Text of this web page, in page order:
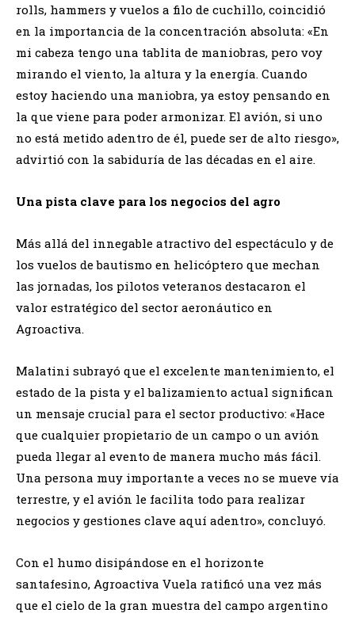
rolls, hammers y vuelos a filo de cuchillo, coincidió
en la importancia de la concentración absoluta: «En
mi cabeza tengo una tablita de maniobras, pero voy
mirando el viento, la altura y la energía. Cuando
estoy haciendo una maniobra, ya estoy pensando en
la que viene para poder armonizar. El avión, si uno
no está metido adentro de él, puede ser de alto riesgo»,
advirtió con la sabiduría de las décadas en el aire.
​Una pista clave para los negocios del agro
​Más allá del innegable atractivo del espectáculo y de
los vuelos de bautismo en helicóptero que mechan
las jornadas, los pilotos veteranos destacaron el
valor estratégico del sector aeronáutico en
Agroactiva.
​Malatini subrayó que el excelente mantenimiento, el
estado de la pista y el balizamiento actual significan
un mensaje crucial para el sector productivo: «Hace
que cualquier propietario de un campo o un avión
pueda llegar al evento de manera mucho más fácil.
Una persona muy importante a veces no se mueve vía
terrestre, y el avión le facilita todo para realizar
negocios y gestiones clave aquí adentro», concluyó.
​Con el humo disipándose en el horizonte
santafesino, Agroactiva Vuela ratificó una vez más
que el cielo de la gran muestra del campo argentino